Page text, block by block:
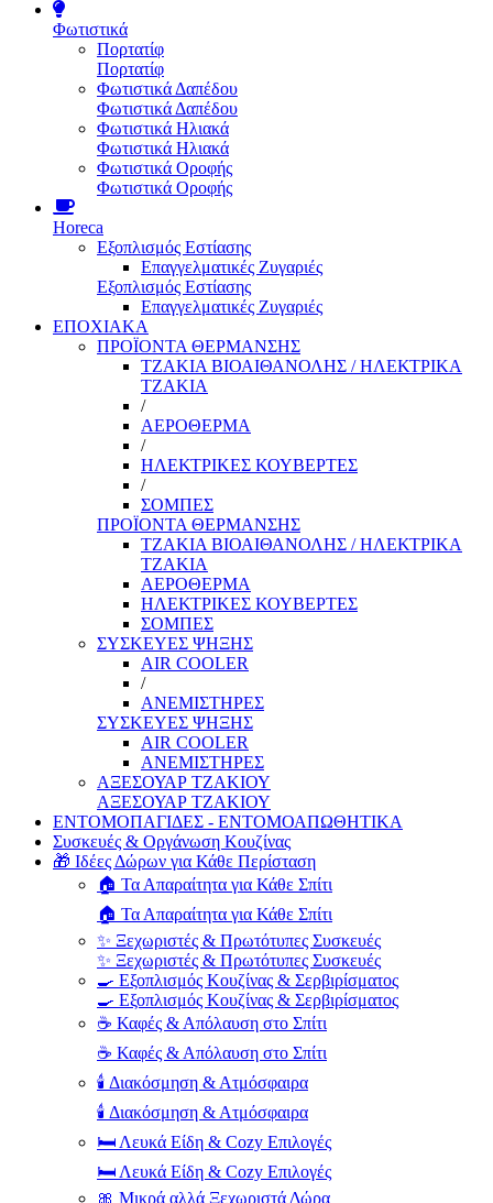
Φωτιστικά
Πορτατίφ
Πορτατίφ
Φωτιστικά Δαπέδου
Φωτιστικά Δαπέδου
Φωτιστικά Ηλιακά
Φωτιστικά Ηλιακά
Φωτιστικά Οροφής
Φωτιστικά Οροφής
Horeca
Εξοπλισμός Εστίασης
Επαγγελματικές Ζυγαριές
Εξοπλισμός Εστίασης
Επαγγελματικές Ζυγαριές
ΕΠΟΧΙΑΚΑ
ΠΡΟΪΟΝΤΑ ΘΕΡΜΑΝΣΗΣ
ΤΖΑΚΙΑ ΒΙΟΑΙΘΑΝΟΛΗΣ / ΗΛΕΚΤΡΙΚΑ
ΤΖΑΚΙΑ
/
ΑΕΡΟΘΕΡΜΑ
/
ΗΛΕΚΤΡΙΚΕΣ ΚΟΥΒΕΡΤΕΣ
/
ΣΟΜΠΕΣ
ΠΡΟΪΟΝΤΑ ΘΕΡΜΑΝΣΗΣ
ΤΖΑΚΙΑ ΒΙΟΑΙΘΑΝΟΛΗΣ / ΗΛΕΚΤΡΙΚΑ
ΤΖΑΚΙΑ
ΑΕΡΟΘΕΡΜΑ
ΗΛΕΚΤΡΙΚΕΣ ΚΟΥΒΕΡΤΕΣ
ΣΟΜΠΕΣ
ΣΥΣΚΕΥΕΣ ΨΗΞΗΣ
AIR COOLER
/
ΑΝΕΜΙΣΤΗΡΕΣ
ΣΥΣΚΕΥΕΣ ΨΗΞΗΣ
AIR COOLER
ΑΝΕΜΙΣΤΗΡΕΣ
ΑΞΕΣΟΥΑΡ ΤΖΑΚΙΟΥ
ΑΞΕΣΟΥΑΡ ΤΖΑΚΙΟΥ
ΕΝΤΟΜΟΠΑΓΙΔΕΣ - ΕΝΤΟΜΟΑΠΩΘΗΤΙΚΑ
Συσκευές & Οργάνωση Κουζίνας
🎁 Ιδέες Δώρων για Κάθε Περίσταση
🏠 Τα Απαραίτητα για Κάθε Σπίτι
🏠 Τα Απαραίτητα για Κάθε Σπίτι
✨ Ξεχωριστές & Πρωτότυπες Συσκευές
✨ Ξεχωριστές & Πρωτότυπες Συσκευές
🍳 Εξοπλισμός Κουζίνας & Σερβιρίσματος
🍳 Εξοπλισμός Κουζίνας & Σερβιρίσματος
☕ Καφές & Απόλαυση στο Σπίτι
☕ Καφές & Απόλαυση στο Σπίτι
🕯️ Διακόσμηση & Ατμόσφαιρα
🕯️ Διακόσμηση & Ατμόσφαιρα
🛏️ Λευκά Είδη & Cozy Επιλογές
🛏️ Λευκά Είδη & Cozy Επιλογές
🎀 Μικρά αλλά Ξεχωριστά Δώρα